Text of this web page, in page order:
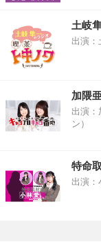
土岐
出演：
加隈
出演：
ン）
特命
出演：